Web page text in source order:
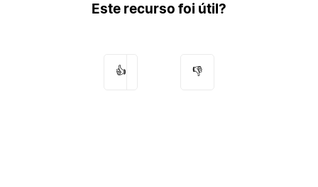
Este recurso foi útil?
👍 👎